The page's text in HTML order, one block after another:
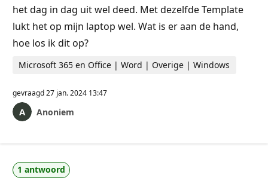
het dag in dag uit wel deed. Met dezelfde Template
lukt het op mijn laptop wel. Wat is er aan de hand,
hoe los ik dit op?
Microsoft 365 en Office | Word | Overige | Windows
gevraagd27 jan. 2024 13:47
Anoniem
1 antwoord